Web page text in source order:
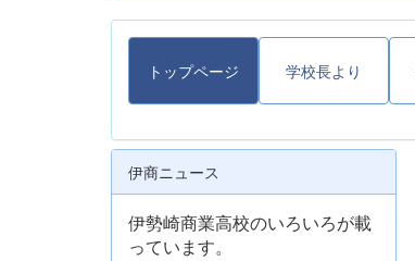
トップページ 学校長より
伊商ニュース
伊勢崎商業高校のいろいろが載
っています。